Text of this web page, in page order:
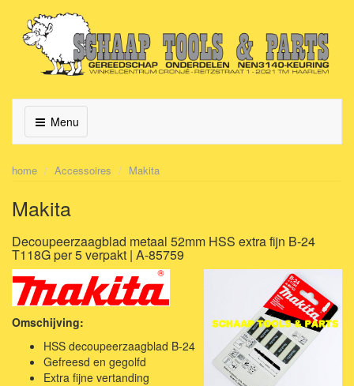
Menu
home Accessoires Makita
Makita
Decoupeerzaagblad metaal 52mm HSS extra fijn B-24
T118G per 5 verpakt | A-85759
Omschijving:
HSS decoupeerzaagblad B-24
Gefreesd en gegolfd
Extra fijne vertanding